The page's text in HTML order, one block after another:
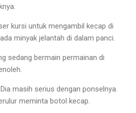
kursi untuk mengambil kecap di
minyak jelantah di dalam panci.
sedang bermain permainan di
masih serius dengan ponselnya.
meminta botol kecap.